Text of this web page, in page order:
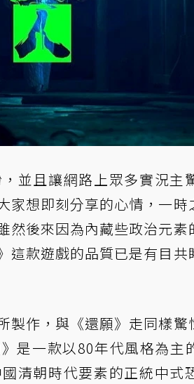
並且讓網路上眾多實況主
家想即刻分享的心情，一時
然後來因為內藏些政治元素
這款遊戲的品質已是有目共
製作，與《還願》走同樣驚
是一款以80年代風格為主
清朝時代要素的正統中式